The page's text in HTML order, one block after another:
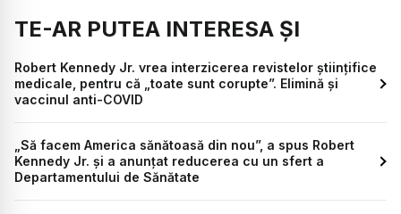
TE-AR PUTEA INTERESA ȘI
Robert Kennedy Jr. vrea interzicerea revistelor științifice
medicale, pentru că „toate sunt corupte”. Elimină și
vaccinul anti-COVID
„Să facem America sănătoasă din nou”, a spus Robert
Kennedy Jr. și a anunțat reducerea cu un sfert a
Departamentului de Sănătate